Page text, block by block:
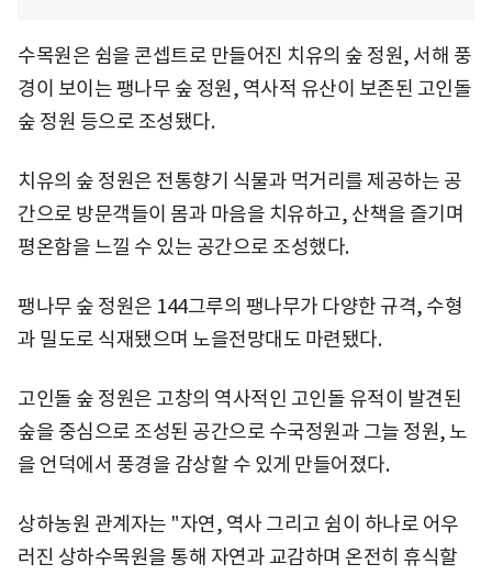
수목원은 쉼을 콘셉트로 만들어진 치유의 숲 정원, 서해 풍
경이 보이는 팽나무 숲 정원, 역사적 유산이 보존된 고인돌
숲 정원 등으로 조성됐다.
치유의 숲 정원은 전통향기 식물과 먹거리를 제공하는 공
간으로 방문객들이 몸과 마음을 치유하고, 산책을 즐기며
평온함을 느낄 수 있는 공간으로 조성했다.
팽나무 숲 정원은 144그루의 팽나무가 다양한 규격, 수형
과 밀도로 식재됐으며 노을전망대도 마련됐다.
고인돌 숲 정원은 고창의 역사적인 고인돌 유적이 발견된
숲을 중심으로 조성된 공간으로 수국정원과 그늘 정원, 노
을 언덕에서 풍경을 감상할 수 있게 만들어졌다.
상하농원 관계자는 "자연, 역사 그리고 쉼이 하나로 어우
러진 상하수목원을 통해 자연과 교감하며 온전히 휴식할